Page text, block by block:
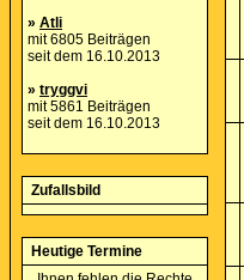
» Atli
mit 6805 Beiträgen
seit dem 16.10.2013
» tryggvi
mit 5861 Beiträgen
seit dem 16.10.2013
Zufallsbild
Heutige Termine